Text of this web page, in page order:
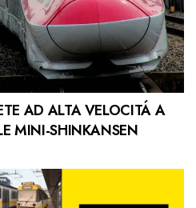
AD ALTA VELOCITÁ A
MINI-SHINKANSEN